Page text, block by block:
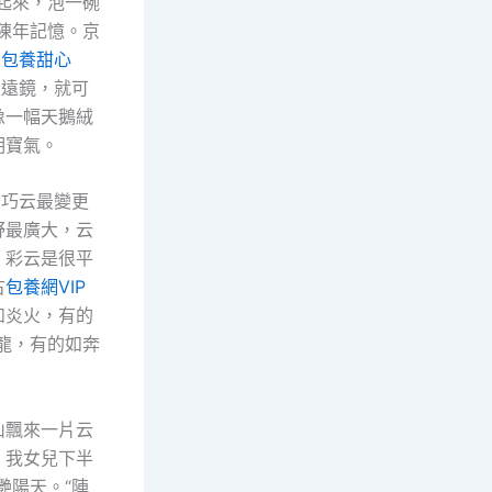
年記憶。京
包養甜心
鏡，就可
一幅天鵝絨
氣。
云最變更
最廣大，云
云是很平
包養網VIP
火，有的
，有的如奔
來一片云
女兒下半
陽天。“陣